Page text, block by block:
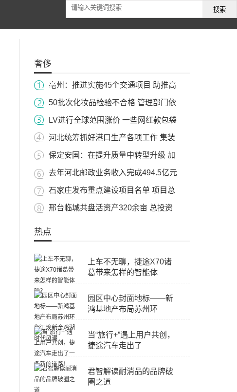
搜索
奢侈
亳州：推进实施45个交通项目 助推高
50批次化妆品检验不合格 管理部门依
LV进行全球范围涨价 一些网红款包袋
河北统筹抓好港口生产各项工作 集装
保定安国：在提升质量中转型升级 加
去年河北邮政业务收入完成494.5亿元
石家庄发布重点建设项目名单 项目总
邢台临城共盘活资产320余亩 总投资
热点
上车不无聊，捷途X70诸
葛带来怎样的智能体
园区中心封面地标——新
鸿基地产布局苏州环
当“旅行+”遇上用户共创，
捷途汽车走出了
君智解读耐消品的品牌破
圈之道